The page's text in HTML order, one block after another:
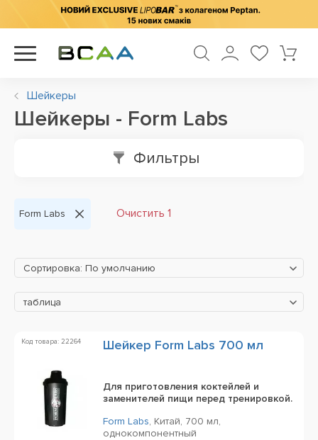
Шейкеры
Шейкеры - Form Labs
Фильтры
Form Labs Очистить 1
Сортировка: По умолчанию
таблица
Код товара: 22264 Шейкер Form Labs 700 мл
Для приготовления коктейлей и
заменителей пищи перед тренировкой.
Form Labs, Китай, 700 мл,
однокомпонентный